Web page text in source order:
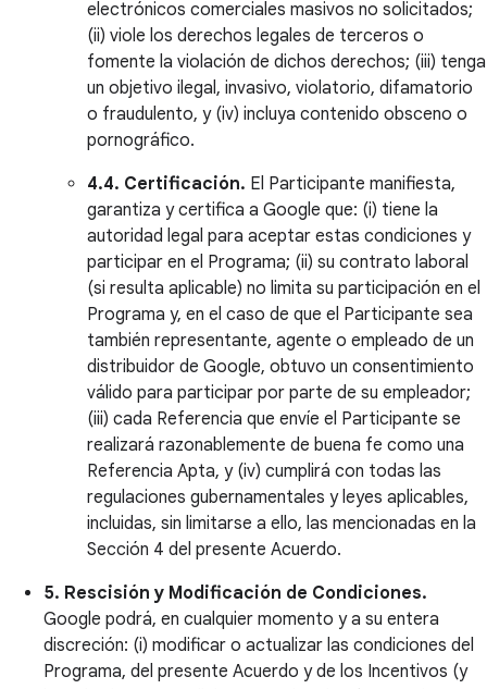
electrónicos comerciales masivos no solicitados;
(ii) viole los derechos legales de terceros o
fomente la violación de dichos derechos; (iii) tenga
un objetivo ilegal, invasivo, violatorio, difamatorio
o fraudulento, y (iv) incluya contenido obsceno o
pornográfico.
4.4. Certificación. El Participante manifiesta,
garantiza y certifica a Google que: (i) tiene la
autoridad legal para aceptar estas condiciones y
participar en el Programa; (ii) su contrato laboral
(si resulta aplicable) no limita su participación en el
Programa y, en el caso de que el Participante sea
también representante, agente o empleado de un
distribuidor de Google, obtuvo un consentimiento
válido para participar por parte de su empleador;
(iii) cada Referencia que envíe el Participante se
realizará razonablemente de buena fe como una
Referencia Apta, y (iv) cumplirá con todas las
regulaciones gubernamentales y leyes aplicables,
incluidas, sin limitarse a ello, las mencionadas en la
Sección 4 del presente Acuerdo.
5. Rescisión y Modificación de Condiciones.
Google podrá, en cualquier momento y a su entera
discreción: (i) modificar o actualizar las condiciones del
Programa, del presente Acuerdo y de los Incentivos (y